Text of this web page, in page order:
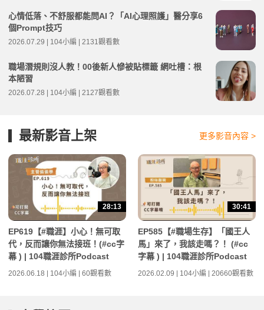
心情低落、不舒服都能問AI？「AI心理照護」醫分享6
個Prompt技巧
2026.07.29 | 104小編 | 2131觀看數
職場潛規則沒人教！00後新人慘被貼標籤 網吐槽：根
本陋習
2026.07.28 | 104小編 | 2127觀看數
最新影音上架 更多影音內容 >
28:13
EP619【#職涯】小心！無可取
代，反而讓你無法接班！(#cc字
幕 ) | 104職涯診所Podcast
2026.06.18 | 104小編 | 60觀看數
30:41
EP585【#職場生存】「國王人
馬」來了，我該走嗎？！ (#cc
字幕 ) | 104職涯診所Podcast
2026.02.09 | 104小編 | 20660觀看數